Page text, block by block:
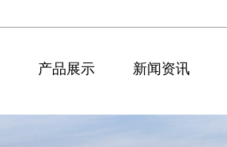
产品展示 新闻资讯